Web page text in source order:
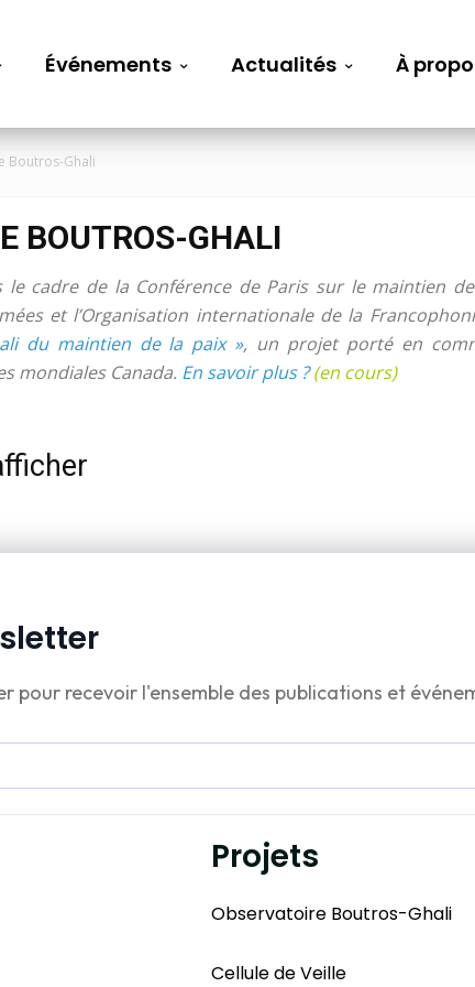
Événements Actualités À
Boutros-Ghali
BOUTROS-GHALI
le cadre de la Conférence de Paris sur le maintien
et l’Organisation internationale de la
du maintien de la paix », un projet porté en
mondiales Canada. En savoir plus ? (en cours)
pour recevoir l'ensemble des publications et
Projets
Observatoire Boutros-Ghali
Cellule de Veille